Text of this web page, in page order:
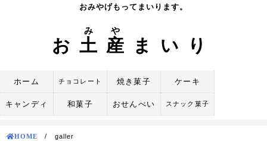
おみやげもってまいります。
お 土
み
産
や
まいり
ホーム チョコレート 焼き菓子 ケーキ
キャンディ 和菓子 おせんべい スナック菓子
HOME / galler